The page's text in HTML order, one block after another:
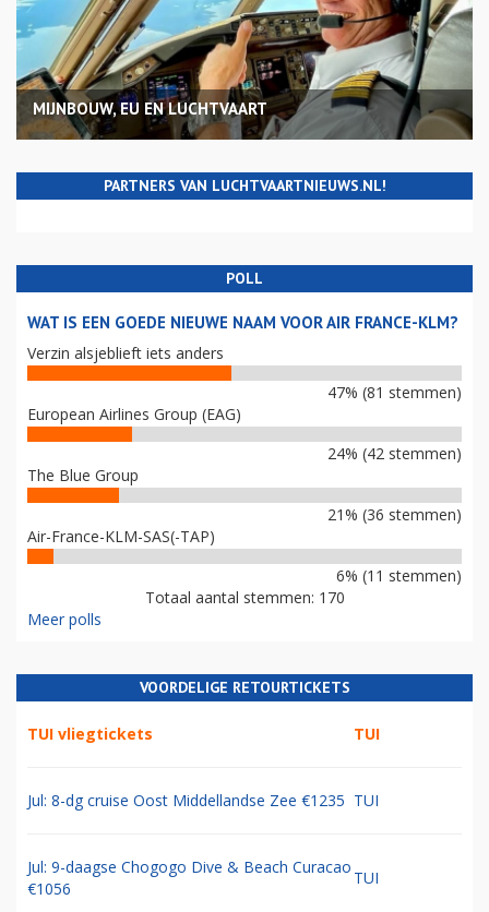
MIJNBOUW, EU EN LUCHTVAART
PARTNERS VAN LUCHTVAARTNIEUWS.NL!
POLL
WAT IS EEN GOEDE NIEUWE NAAM VOOR AIR FRANCE-KLM?
Verzin alsjeblieft iets anders
47% (81 stemmen)
European Airlines Group (EAG)
24% (42 stemmen)
The Blue Group
21% (36 stemmen)
Air-France-KLM-SAS(-TAP)
6% (11 stemmen)
Totaal aantal stemmen: 170
Meer polls
VOORDELIGE RETOURTICKETS
TUI vliegtickets TUI
Jul: 8-dg cruise Oost Middellandse Zee €1235 TUI
Jul: 9-daagse Chogogo Dive & Beach Curacao
€1056
TUI